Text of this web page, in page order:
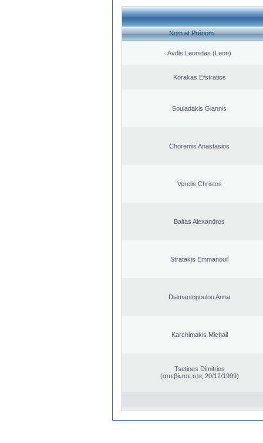
Nom et Prénom
Avdis Leonidas (Leon)
Korakas Efstratios
Souladakis Giannis
Choremis Anastasios
Verelis Christos
Baltas Alexandros
Stratakis Emmanouil
Diamantopoulou Anna
Karchimakis Michail
Tsetines Dimitrios
(απεβίωσε στις 20/12/1999)